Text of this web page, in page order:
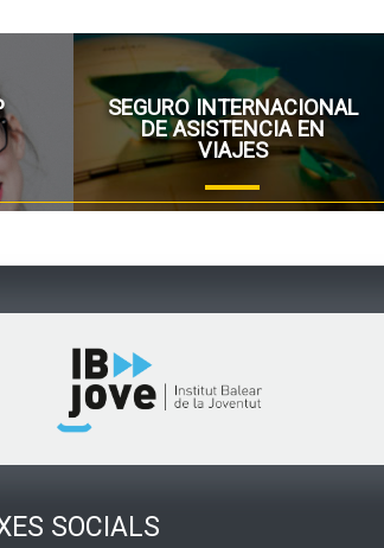
SEGURO INTERNACIONAL
DE ASISTENCIA EN
VIAJES
SOCIALS